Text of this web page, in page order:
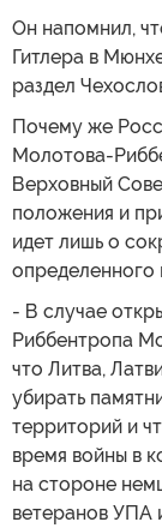
Он напомнил,
Гитлера в
раздел
Почему же
Молотова-
Верховный
положения и
идет лишь о
- В случае
Риббентропа
что Литва,
убирать
территорий и
время войны в
на стороне
ветеранов УПА